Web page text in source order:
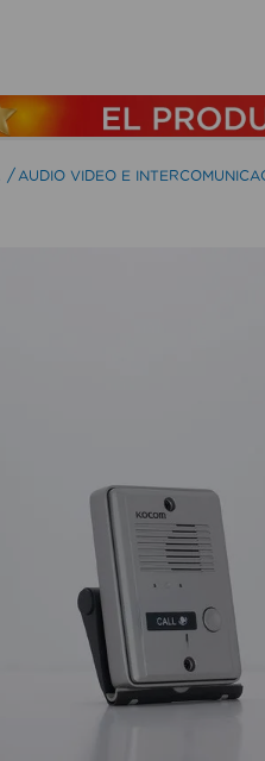
AUDIO VIDEO E